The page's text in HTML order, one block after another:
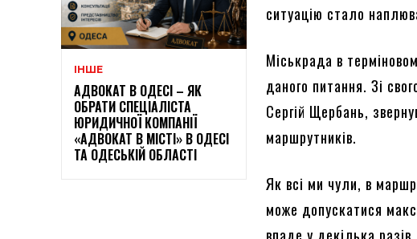
ІНШЕ
АДВОКАТ В ОДЕСІ – ЯК
ОБРАТИ СПЕЦІАЛІСТА
ЮРИДИЧНОЇ КОМПАНІЇ
«АДВОКАТ В МІСТІ» В ОДЕСІ
ТА ОДЕСЬКІЙ ОБЛАСТІ
ситуацію стало
Міськрада в
даного питання. Зі
Сергій Щербань,
маршрутників.
Як всі ми чули, в
може допускатися